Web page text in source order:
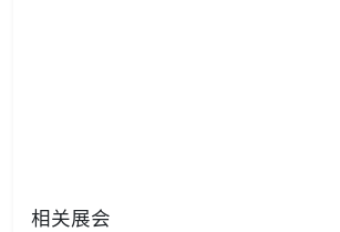
相关展会